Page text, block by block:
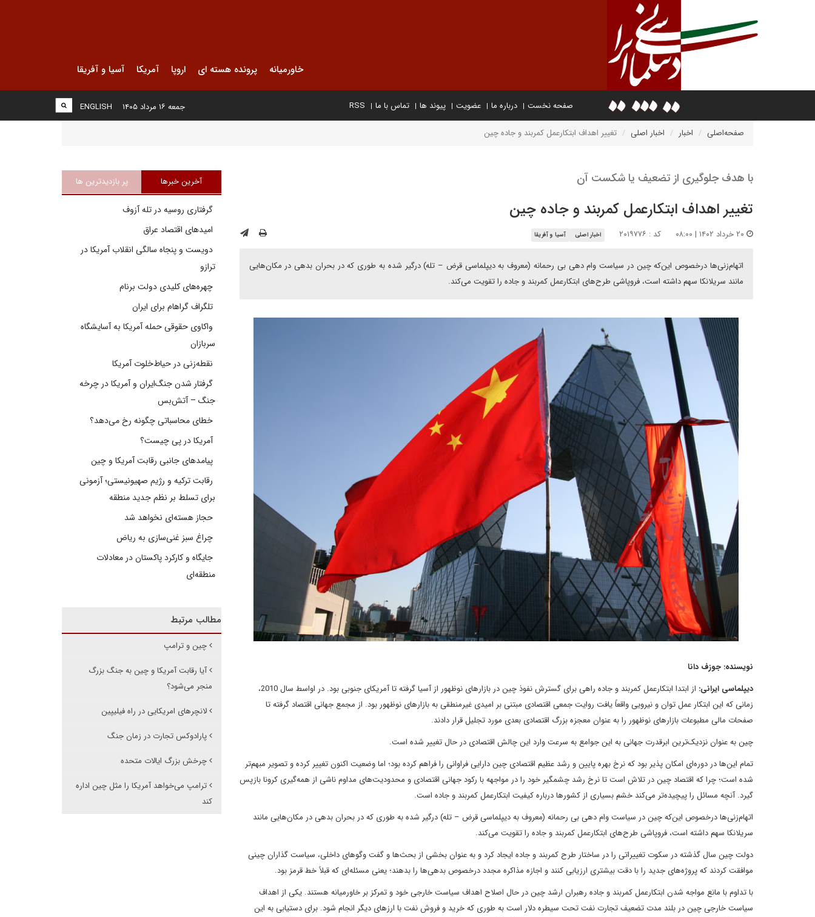
خاورمیانه پرونده هسته ای اروپا آمریکا آسیا و آفریقا
صفحه نخست درباره ما عضویت پیوند ها تماس با ما RSS
ENGLISH جمعه ۱۶ مرداد ۱۴۰۵
صفحه‌اصلی اخبار اخبار اصلی تغییر اهداف ابتکارعمل کمربند و جاده چین
با هدف جلوگیری از تضعیف یا شکست آن
تغییر اهداف ابتکارعمل کمربند و جاده چین
کد : ۲۰۱۹۷۷۶ اخبار اصلی آسیا و آفریقا
اتهام‌زنی‌ها درخصوص این‌که چین در سیاست وام دهی بی رحمانه (معروف به دیپلماسی قرض – تله) درگیر شده به طوری که در بحران‌ بدهی در مکان‌هایی
مانند سریلانکا سهم داشته است، فروپاشی طرح‌های ابتکارعمل کمربند و جاده را تقویت می‌کند.
نویسنده: جوزف دانا
دیپلماسی ایرانی:
از ابتدا ابتکارعمل کمربند و جاده راهی برای گسترش نفوذ چین در بازارهای نوظهور از آسیا گرفته تا آمریکای جنوبی بود. در اواسط سال 2010،
زمانی که این ابتکار عمل توان و نیرویی واقعاً یافت روایت جمعی اقتصادی مبتنی بر امیدی غیرمنطقی به بازارهای نوظهور بود. از مجمع جهانی اقتصاد گرفته تا
صفحات مالی مطبوعات بازارهای نوظهور را به عنوان معجزه بزرگ اقتصادی بعدی مورد تجلیل قرار دادند.
چین به عنوان نزدیک‌ترین ابرقدرت جهانی به این جوامع به سرعت وارد این چالش اقتصادی در حال تغییر شده است.
تمام این‌ها در دوره‌ای امکان پذیر بود که نرخ بهره پایین و رشد عظیم اقتصادی چین دارایی فراوانی را فراهم کرده بود؛ اما وضعیت اکنون تغییر کرده و تصویر مبهم‌تر
شده است؛ چرا که اقتصاد چین در تلاش است تا نرخ رشد چشمگیر خود را در مواجهه با رکود جهانی اقتصادی و محدودیت‌های مداوم ناشی از همه‌گیری کرونا بازپس
گیرد. آنچه مسائل را پیچیده‌تر می‌کند خشم بسیاری از کشورها درباره کیفیت ابتکارعمل کمربند و جاده است.
اتهام‌زنی‌ها درخصوص این‌که چین در سیاست وام دهی بی رحمانه (معروف به دیپلماسی قرض – تله) درگیر شده به طوری که در بحران‌ بدهی در مکان‌هایی مانند
سریلانکا سهم داشته است، فروپاشی طرح‌های ابتکارعمل کمربند و جاده را تقویت می‌کند.
دولت چین سال گذشته در سکوت تغییراتی را در ساختار طرح کمربند و جاده ایجاد کرد و به عنوان بخشی از بحث‌ها و گفت وگوهای داخلی، سیاست گذاران چینی
موافقت کردند که پروژه‌های جدید را با دقت بیشتری ارزیابی کنند و اجازه مذاکره مجدد درخصوص بدهی‌ها را بدهند؛ یعنی مسئله‌ای که قبلاً خط قرمز بود.
با تداوم با مانع مواجه شدن ابتکارعمل کمربند و جاده رهبران ارشد چین در حال اصلاح اهداف سیاست خارجی خود و تمرکز بر خاورمیانه هستند. یکی از اهداف
سیاست خارجی چین در بلند مدت تضعیف تجارت نفت تحت سیطره دلار است به طوری که خرید و فروش نفت با ارزهای دیگر انجام شود. برای دستیابی به این
آخرین خبرها پر بازدیدترین ها
گرفتاری روسیه در تله آزوف
امیدهای اقتصاد عراق
دویست و پنجاه سالگی انقلاب آمریکا در
ترازو
چهره‌های کلیدی دولت برنام
تلگراف گراهام برای ایران
واکاوی حقوقی حمله آمریکا به آسایشگاه
سربازان
نقطه‌زنی در حیاط‌خلوت آمریکا
گرفتار شدن جنگ‌ایران و آمریکا در چرخه
جنگ – آتش‌بس
خطای محاسباتی چگونه رخ می‌دهد؟
آمریکا در پی چیست؟
پیامدهای جانبی رقابت آمریکا و چین
رقابت ترکیه و رژیم صهیونیستی؛ آزمونی
برای تسلط بر نظم جدید منطقه
حجاز هسته‌ای نخواهد شد
چراغ سبز غنی‌سازی به ریاض
جایگاه و کارکرد پاکستان در معادلات
منطقه‌ای
مطالب مرتبط
چین و ترامپ
آیا رقابت آمریکا و چین به جنگ بزرگ
منجر می‌شود؟
لانچرهای امریکایی در راه فیلیپین
پارادوکس تجارت در زمان جنگ
چرخش بزرگ ایالات متحده
ترامپ می‌خواهد آمریکا را مثل چین اداره
کند